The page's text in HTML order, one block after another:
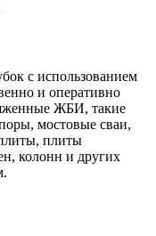
с использованием
и оперативно
ЖБИ, такие
мостовые сваи,
плиты
колонн и других